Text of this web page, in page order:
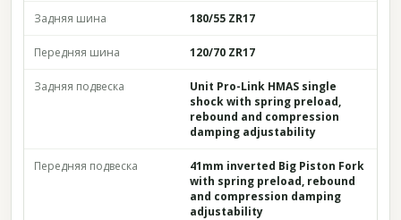
Задняя шина 180/55 ZR17
Передняя шина 120/70 ZR17
Задняя подвеска
Unit Pro-Link HMAS single
shock with spring preload,
rebound and compression
damping adjustability
Передняя подвеска
41mm inverted Big Piston Fork
with spring preload, rebound
and compression damping
adjustability